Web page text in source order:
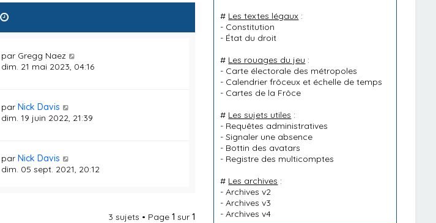
par Gregg Naez
dim. 21 mai 2023, 04:16
parNick Davis
dim. 19 juin 2022, 21:39
parNick Davis
dim. 05 sept. 2021, 20:12
3 sujets • Page1 sur1
# Les textes légaux :
- Constitution
- État du droit
# Les rouages du jeu :
- Carte électorale des métropoles
- Calendrier frôceux et échelle de temps
- Cartes de la Frôce
# Les sujets utiles :
- Requêtes administratives
-Signaler une absence
- Bottin des avatars
- Registre des multicomptes
# Les archives :
-Archives v2
-Archives v3
-Archives v4